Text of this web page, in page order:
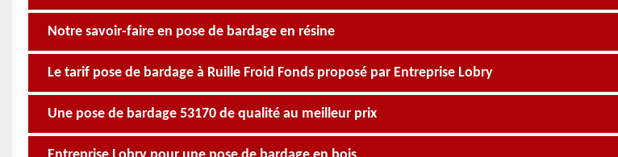
Notre savoir-faire en pose de bardage en résine
Le tarif pose de bardage à Ruille Froid Fonds proposé par Entreprise Lobry
Une pose de bardage 53170 de qualité au meilleur prix